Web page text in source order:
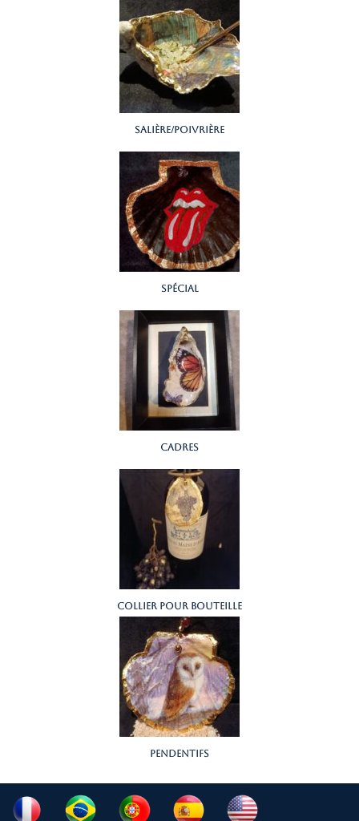
salière/poivrière
spécial
Cadres
collier pour bouteille
pendentifs